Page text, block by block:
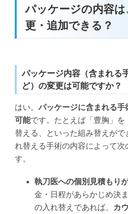
パッケージの内容
更・追加できる？
パッケージ内容（含まれる
ど）の変更は可能ですか？
はい。 パッケージに含まれる手
可能です。たとえば「豊胸」
替える、といった組み替えがで
れ替える手術の内容によって次
す。
執刀医への個別見積もり
金・日程があらかじめ決
の入れ替えであれば、
カ